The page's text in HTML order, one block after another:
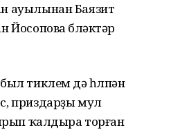
ауылынан Баязит
бүләктәр
тиклем дә һүлпән
приздарҙы мул
ҡалдыра торған